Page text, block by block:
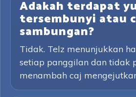
Adakah terdapat
tersembunyi atau
sambungan?
Tidak. Telz menunjukkan
setiap panggilan dan tidak
menambah caj